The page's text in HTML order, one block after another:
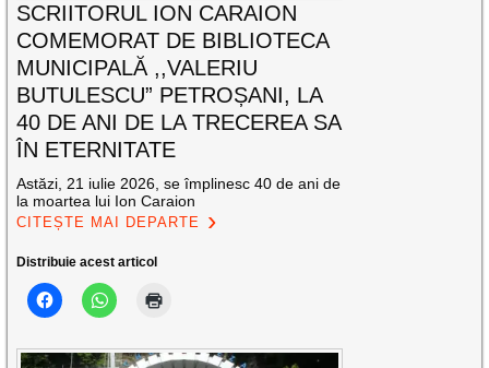
SCRIITORUL ION CARAION
COMEMORAT DE BIBLIOTECA
MUNICIPALĂ ,,VALERIU
BUTULESCU” PETROȘANI, LA
40 DE ANI DE LA TRECEREA SA
ÎN ETERNITATE
Astăzi, 21 iulie 2026, se împlinesc 40 de ani de
la moartea lui Ion Caraion
CITEȘTE MAI DEPARTE
Distribuie acest articol